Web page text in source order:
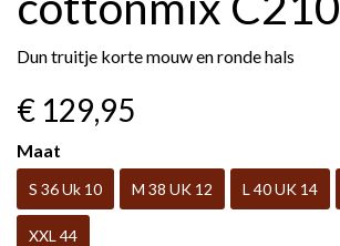
Dun truitje korte mouw en ronde hals
€ 129,95
Maat
S 36 Uk 10 M 38 UK 12 L 40 UK 14
XXL 44